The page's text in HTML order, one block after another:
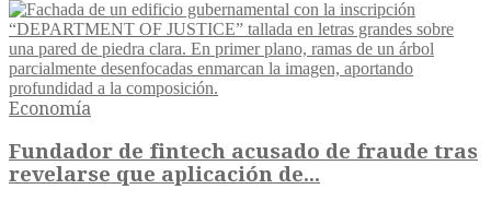
Economía
Fundador de fintech acusado de fraude tras
revelarse que aplicación de...